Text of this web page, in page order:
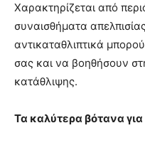
Χαρακτηρίζεται από
συναισθήματα
αντικαταθλιπτικά
σας και να βοηθήσουν
κατάθλιψης.
Τα καλύτερα βότανα